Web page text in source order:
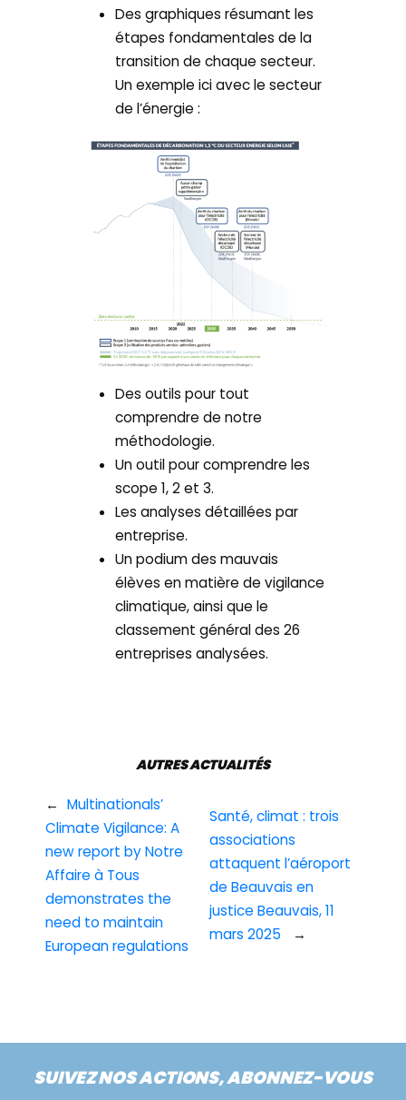
Des graphiques résumant les
étapes fondamentales de la
transition de chaque secteur.
Un exemple ici avec le secteur
de l’énergie :
Des outils pour tout
comprendre de notre
méthodologie.
Un outil pour comprendre les
scope 1, 2 et 3.
Les analyses détaillées par
entreprise.
Un podium des mauvais
élèves en matière de vigilance
climatique, ainsi que le
classement général des 26
entreprises analysées.
← Multinationals’
Climate Vigilance: A
new report by Notre
Affaire à Tous
demonstrates the
need to maintain
European regulations
AUTRES ACTUALITÉS
Santé, climat : trois
associations
attaquent l’aéroport
de Beauvais en
justice Beauvais, 11
mars 2025
→
SUIVEZ NOS ACTIONS, ABONNEZ-VOUS